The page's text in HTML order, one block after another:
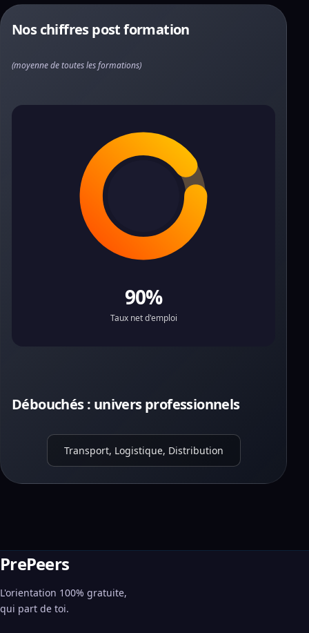
Nos chiffres post formation
(moyenne de toutes les formations)
90%
Taux net d'emploi
Débouchés : univers professionnels
Transport, Logistique, Distribution
PrePeers
L'orientation 100% gratuite,
qui part de toi.